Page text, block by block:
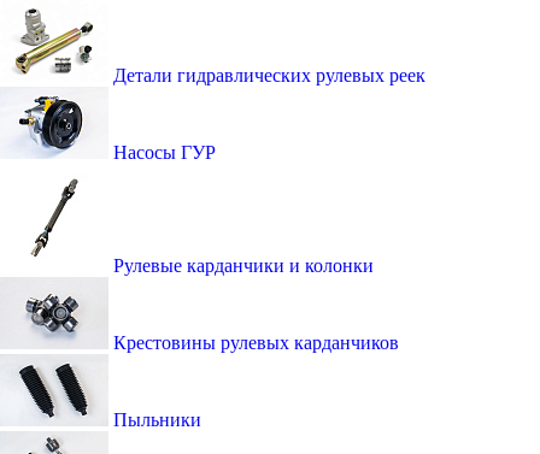
Детали гидравлических рулевых реек
Насосы ГУР
Рулевые карданчики и колонки
Крестовины рулевых карданчиков
Пыльники